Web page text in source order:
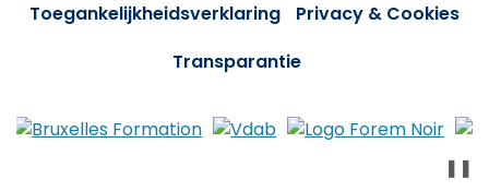
Toegankelijkheidsverklaring
Privacy & Cookies
Transparantie
❚❚